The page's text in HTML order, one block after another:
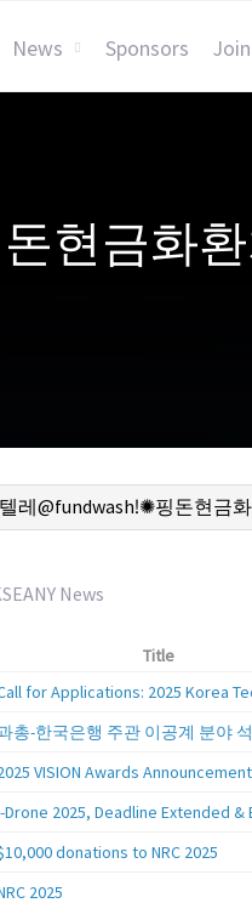
News Sponsors
돈현금화
News
Title
VISION Awards Announcement
donations to NRC 2025
2025